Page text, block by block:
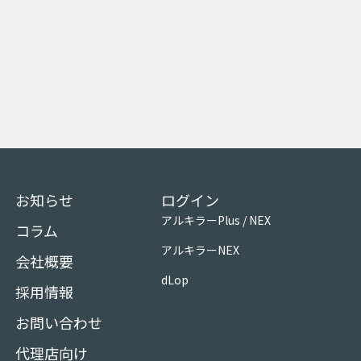
お知らせ
コラム
会社概要
採用情報
お問い合わせ
代理店向け
ログイン
アルキラーPlus / NEX
アルキラーNEX
dLop